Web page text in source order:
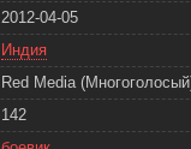
2012-04-05
Индия
Red Media
142